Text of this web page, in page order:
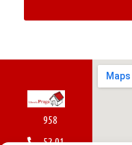
958
52 01